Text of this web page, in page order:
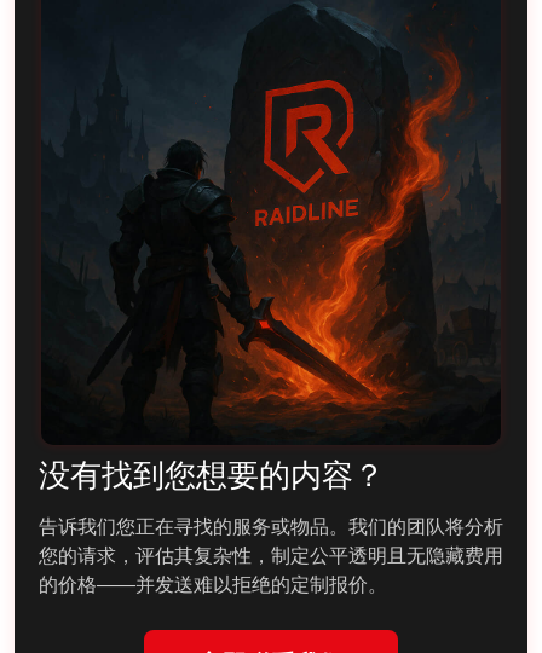
没有找到您想要的内容？
告诉我们您正在寻找的服务或物品。我们的团队将分析
您的请求，评估其复杂性，制定公平透明且无隐藏费用
的价格——并发送难以拒绝的定制报价。